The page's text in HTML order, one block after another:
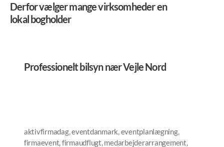
Derfor vælger mange virksomheder en
lokal bogholder
Professionelt bilsyn nær Vejle Nord
aktivfirmadag,eventdanmark,eventplanlægning,
firmaevent,firmaudflugt,medarbejderarrangement,